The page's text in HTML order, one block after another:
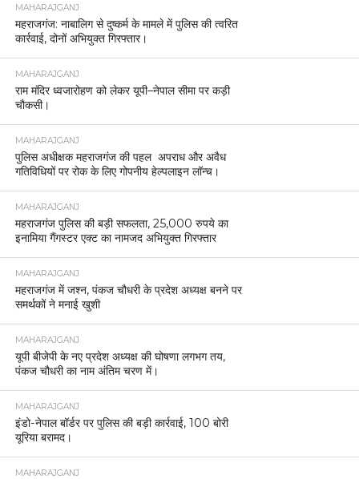
MAHARAJGANJ
महराजगंज: नाबालिग से दुष्कर्म के मामले में पुलिस की त्वरित
कार्रवाई, दोनों अभियुक्त गिरफ्तार।
MAHARAJGANJ
राम मंदिर ध्वजारोहण को लेकर यूपी–नेपाल सीमा पर कड़ी
चौकसी।
MAHARAJGANJ
पुलिस अधीक्षक महराजगंज की पहल अपराध और अवैध
गतिविधियों पर रोक के लिए गोपनीय हेल्पलाइन लॉन्च।
MAHARAJGANJ
महराजगंज पुलिस की बड़ी सफलता, 25,000 रुपये का
इनामिया गैंगस्टर एक्ट का नामजद अभियुक्त गिरफ्तार
MAHARAJGANJ
महराजगंज में जश्न, पंकज चौधरी के प्रदेश अध्यक्ष बनने पर
समर्थकों ने मनाई खुशी
MAHARAJGANJ
यूपी बीजेपी के नए प्रदेश अध्यक्ष की घोषणा लगभग तय,
पंकज चौधरी का नाम अंतिम चरण में।
MAHARAJGANJ
इंडो-नेपाल बॉर्डर पर पुलिस की बड़ी कार्रवाई, 100 बोरी
यूरिया बरामद।
MAHARAJGANJ